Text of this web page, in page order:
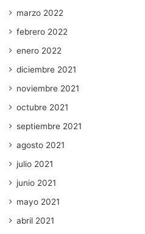
marzo 2022
febrero 2022
enero 2022
diciembre 2021
noviembre 2021
octubre 2021
septiembre 2021
agosto 2021
julio 2021
junio 2021
mayo 2021
abril 2021